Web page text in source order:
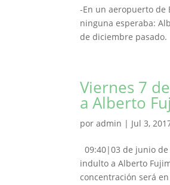
-En un aeropuerto de
ninguna esperaba:
de diciembre pasado.
Viernes 7
a Alberto
poradmin | Jul 3,
09:40|03 de junio de
indulto a Alberto
concentración será en